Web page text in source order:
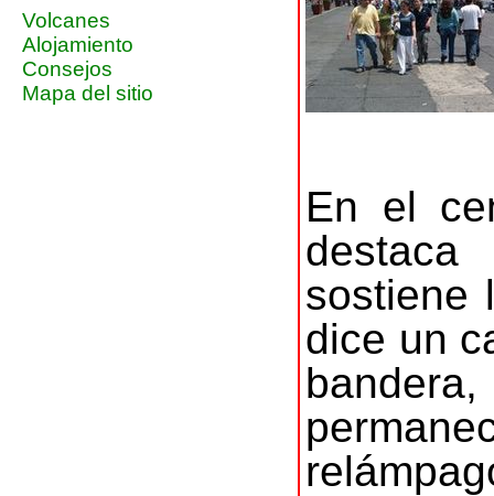
Volcanes
Alojamiento
Consejos
Mapa del sitio
En el
sostiene
dice un